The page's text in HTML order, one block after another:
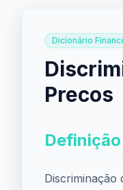
Dicionário
Precos
Discriminação